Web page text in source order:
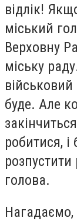
відлік!
міський
Верховну
міську
буде. Але
робитися,
голова.
Нагадаємо,